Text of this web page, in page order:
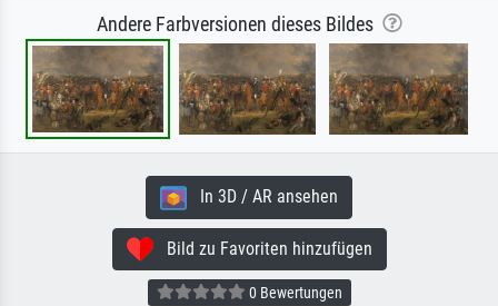
Andere Farbversionen dieses Bildes
In 3D / AR ansehen
Bild zu Favoriten hinzufügen
0 Bewertungen